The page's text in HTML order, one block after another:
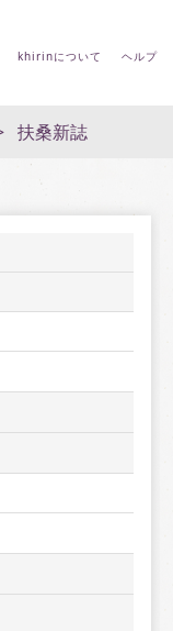
khirinについて ヘルプ
扶桑新誌